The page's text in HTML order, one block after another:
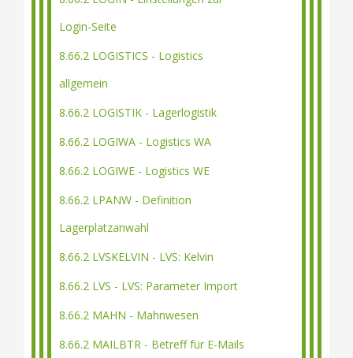
Login-Seite
8.66.2 LOGISTICS - Logistics
allgemein
8.66.2 LOGISTIK - Lagerlogistik
8.66.2 LOGIWA - Logistics WA
8.66.2 LOGIWE - Logistics WE
8.66.2 LPANW - Definition
Lagerplatzanwahl
8.66.2 LVSKELVIN - LVS: Kelvin
8.66.2 LVS - LVS: Parameter Import
8.66.2 MAHN - Mahnwesen
8.66.2 MAILBTR - Betreff für E-Mails